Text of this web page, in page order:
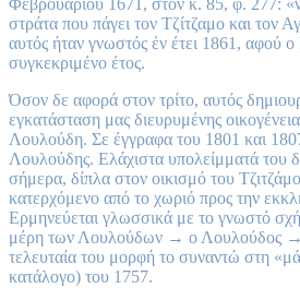
Φεβρουαρίου 1671, στον κ. 85, φ. 277:
στράτα που πάγει τον Τζίτζαμο και τον
αυτός ήταν γνωστός ἐν έτει 1861, αφού
συγκεκριμένο έτος.
Όσον δε αφορά στον τρίτο, αυτός
εγκατάσταση μας διευρυμένης
Λουλούδη. Σε έγγραφα του 1801 και
Λουλούδης. Ελάχιστα υπολείμματά του
σήμερα, δίπλα στον οικισμό του
κατερχόμενο από το χωριό προς την
Ερμηνεύεται γλωσσικά με το γνωστό
μέρη των Λουλούδων → ο Λουλούδος
τελευταία του μορφή το συναντώ στη
κατάλογο) του 1757.